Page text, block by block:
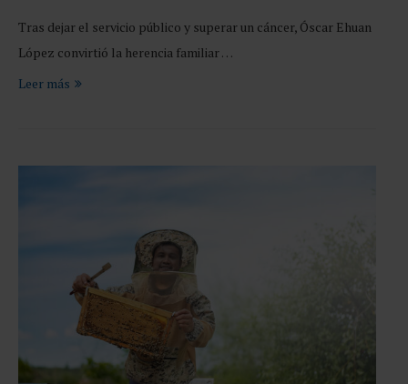
Tras dejar el servicio público y superar un cáncer, Óscar Ehuan
López convirtió la herencia familiar …
Leer más